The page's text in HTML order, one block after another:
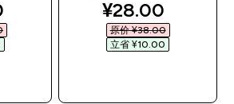
price discounted
¥28.00‎
原价 ¥38.00‎
立省 ¥10.00‎